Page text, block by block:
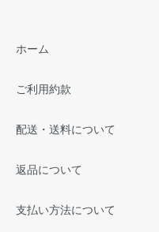
ホーム
ご利用約款
配送・送料について
返品について
支払い方法について